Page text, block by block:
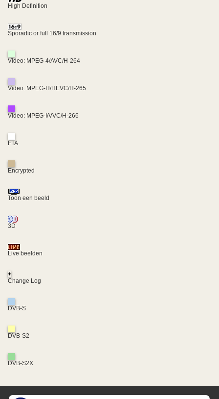
High Definition
Sporadic or full 16/9 transmission
Video: MPEG-4/AVC/H-264
Video: MPEG-H/HEVC/H-265
Video: MPEG-I/VVC/H-266
FTA
Encrypted
Toon een beeld
3D
Live beelden
+
Change Log
DVB-S
DVB-S2
DVB-S2X